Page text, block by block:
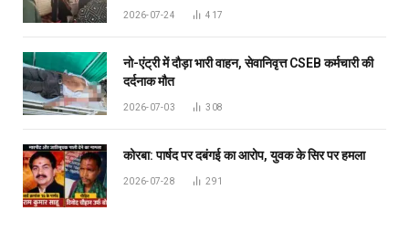
2026-07-24 417
नो-एंट्री में दौड़ा भारी वाहन, सेवानिवृत्त CSEB कर्मचारी की
दर्दनाक मौत
2026-07-03 308
कोरबा: पार्षद पर दबंगई का आरोप, युवक के सिर पर हमला
2026-07-28 291